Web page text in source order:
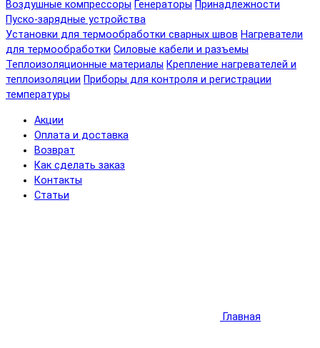
Воздушные компрессоры Генераторы Принадлежности
Пуско-зарядные устройства
Установки для термообработки сварных швов Нагреватели
для термообработки Силовые кабели и разъемы
Теплоизоляционные материалы Крепление нагревателей и
теплоизоляции Приборы для контроля и регистрации
температуры
Акции
Оплата и доставка
Возврат
Как сделать заказ
Контакты
Статьи
Главная